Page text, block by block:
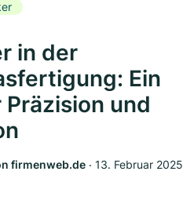
in der
Ein
und
firmenweb.de ‧ 13. Februar 2025